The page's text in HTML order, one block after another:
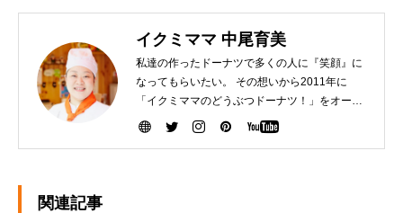
イクミママ 中尾育美
私達の作ったドーナツで多くの人に『笑顔』に
なってもらいたい。 その想いから2011年に
「イクミママのどうぶつドーナツ！」をオープ
ンさせました。 健康で美味しいドーナツを作る
ために『こだわり抜いた厳選素材』を生産者の
関連記事